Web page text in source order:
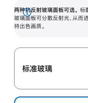
两种抗反射玻璃面板可选。 标
玻璃面板可分散反射光，从而
持出色画质。
展
开
标准玻璃